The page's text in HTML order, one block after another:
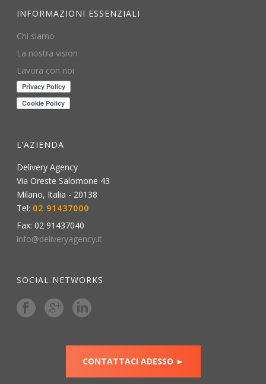
INFORMAZIONI ESSENZIALI
Chi siamo
La nostra vision
Lavora con noi
L’AZIENDA
Delivery Agency
Via Oreste Salomone 43
Milano, Italia - 20138
Tel: 02 91437000
Fax:02 91437040
info@deliveryagency.it
SOCIAL NETWORKS
CONTATTACI ADESSO ►